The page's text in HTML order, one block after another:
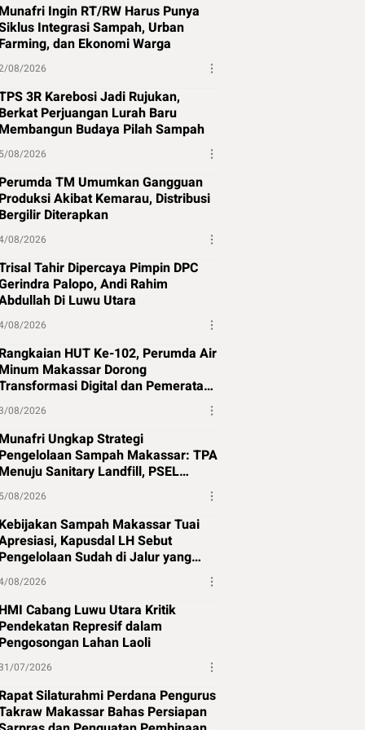
Munafri Ingin RT/RW Harus Punya
Integrasi Sampah, Urban
Farming, dan Ekonomi Warga
08/2026
3R Karebosi Jadi Rujukan,
Berkat Perjuangan Lurah Baru
Membangun Budaya Pilah Sampah
5/08/2026
Perumda TM Umumkan Gangguan
Produksi Akibat Kemarau, Distribusi
Bergilir Diterapkan
08/2026
Tahir Dipercaya Pimpin DPC
Palopo, Andi Rahim
Di Luwu Utara
08/2026
Rangkaian HUT Ke-102, Perumda Air
Minum Makassar Dorong
Digital dan Pemerataan
Air Bersih
08/2026
Munafri Ungkap Strategi
Pengelolaan Sampah Makassar: TPA
Menuju Sanitary Landfill, PSEL
Beralih ke Perpres 109
5/08/2026
Kebijakan Sampah Makassar Tuai
Kapusdal LH Sebut
Pengelolaan Sudah di Jalur yang
Tepat
08/2026
HMI Cabang Luwu Utara Kritik
Pendekatan Represif dalam
Pengosongan Lahan Laoli
07/2026
Rapat Silaturahmi Perdana Pengurus
Makassar Bahas Persiapan